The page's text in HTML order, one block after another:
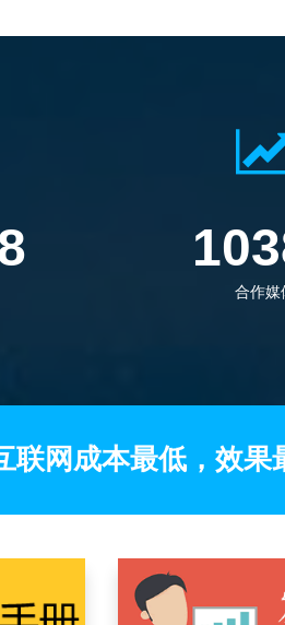
合作媒
联网成本最低，效果